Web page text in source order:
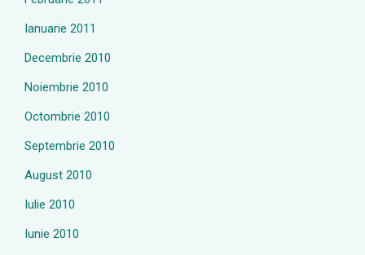
Ianuarie 2011
Decembrie 2010
Noiembrie 2010
Octombrie 2010
Septembrie 2010
August 2010
Iulie 2010
Iunie 2010